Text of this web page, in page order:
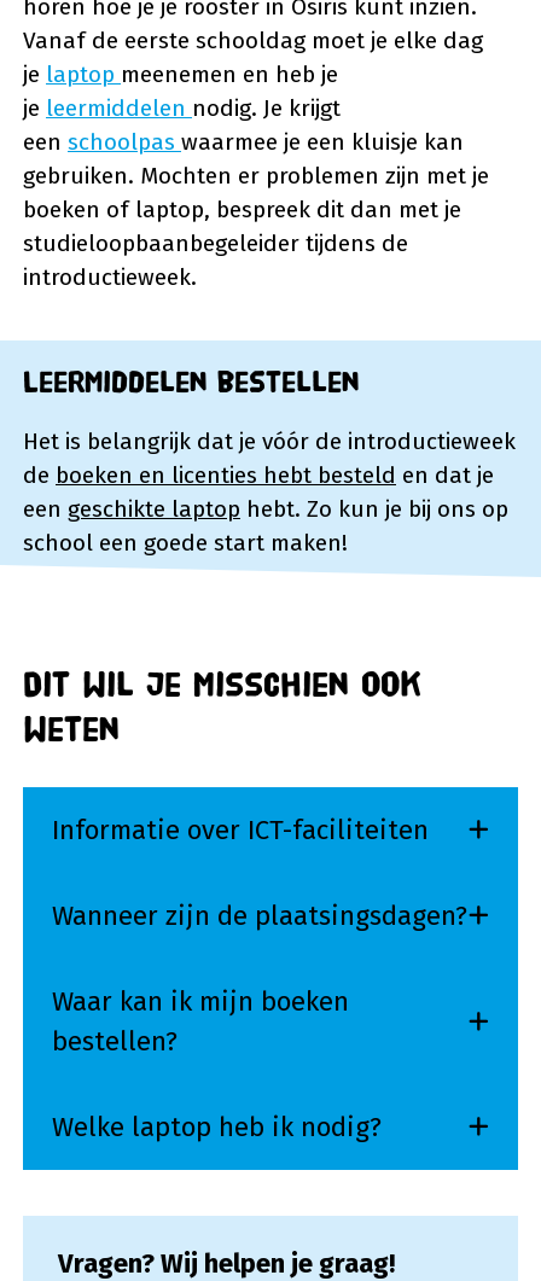
horen hoe je je rooster in Osiris kunt inzien.
Vanaf de eerste schooldag moet je elke dag
je laptop meenemen en heb je
je leermiddelen nodig. Je krijgt
een schoolpas waarmee je een kluisje kan
gebruiken. Mochten er problemen zijn met je
boeken of laptop, bespreek dit dan met je
studieloopbaanbegeleider tijdens de
introductieweek.
Leermiddelen bestellen
Het is belangrijk dat je vóór de introductieweek
de boeken en licenties hebt besteld en dat je
een geschikte laptop hebt. Zo kun je bij ons op
school een goede start maken!
Dit wil je misschien ook
weten
Informatie over ICT-faciliteiten
Wanneer zijn de plaatsingsdagen?
Waar kan ik mijn boeken
bestellen?
Welke laptop heb ik nodig?
Vragen? Wij helpen je graag!